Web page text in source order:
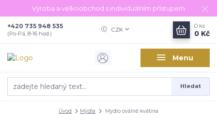
Výroba a velkoobchod s individuálním přístupem
Menu
CZK
Hledat
+420 735 948 535
(Po-Pá, 8-16 hod.)
0 ks
0 Kč
Úvod Mýdla Mýdlo oválné květina